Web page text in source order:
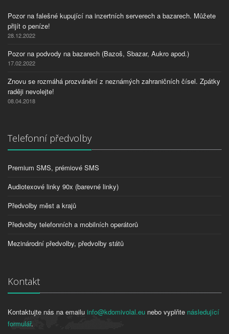
Pozor na falešné kupující na inzertních serverech a bazarech. Můžete
přijít o peníze!
28.12.2022
Pozor na podvody na bazarech (Bazoš, Sbazar, Aukro apod.)
17.02.2022
Znovu se rozmáhá prozvánění z neznámých zahraničních čísel. Zpátky
raději nevolejte!
08.04.2018
Telefonní předvolby
Premium SMS, prémiové SMS
Audiotexové linky 90x (barevné linky)
Předvolby měst a krajů
Předvolby telefonních a mobilních operátorů
Mezinárodní předvolby, předvolby států
Kontakt
Kontaktujte nás na emailu info@kdomivolal.eu nebo vyplňte následující
formulář.